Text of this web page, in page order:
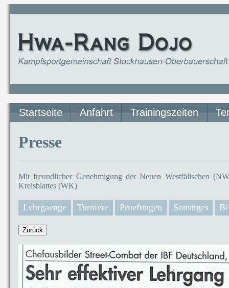
Startseite Anfahrt Trainingszeiten
Presse
Mit freundlicher Genehmigung der Neuen Westfälischen
Kreisblattes (WK)
Lehrgaenge Turniere Pruefungen Sonstiges